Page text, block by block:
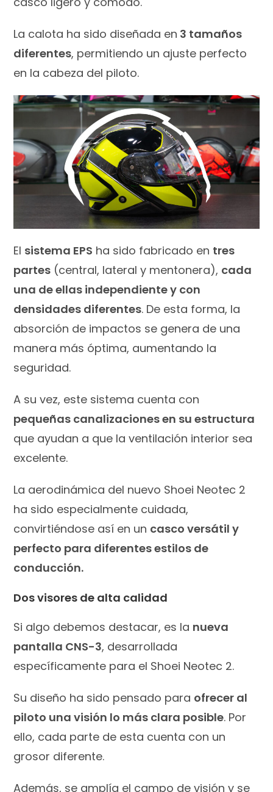
La calota ha sido diseñada en 3 tamaños
diferentes, permitiendo un ajuste perfecto
en la cabeza del piloto.
El sistema EPS ha sido fabricado en tres
partes (central, lateral y mentonera), cada
una de ellas independiente y con
densidades diferentes. De esta forma, la
absorción de impactos se genera de una
manera más óptima, aumentando la
seguridad.
A su vez, este sistema cuenta con
pequeñas canalizaciones en su estructura
que ayudan a que la ventilación interior sea
excelente.
La aerodinámica del nuevo Shoei Neotec 2
ha sido especialmente cuidada,
convirtiéndose así en un casco versátil y
perfecto para diferentes estilos de
conducción.
Dos visores de alta calidad
Si algo debemos destacar, es la nueva
pantalla CNS-3, desarrollada
específicamente para el Shoei Neotec 2.
Su diseño ha sido pensado para ofrecer al
piloto una visión lo más clara posible. Por
ello, cada parte de esta cuenta con un
grosor diferente.
Además, se amplía el campo de visión y se